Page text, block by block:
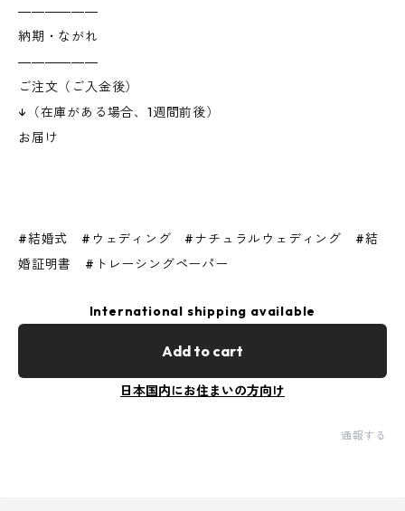
――――――
納期・ながれ
――――――
ご注文（ご入金後）
↓（在庫がある場合、1週間前後）
お届け
#結婚式 #ウェディング #ナチュラルウェディング #結
婚証明書 #トレーシングペーパー
International shipping available
Add to cart
日本国内にお住まいの方向け
通報する